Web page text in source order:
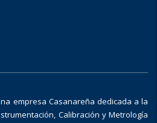
empresa Casanareña dedicada a la
Calibración y Metrología